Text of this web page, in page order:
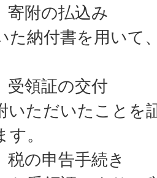
寄附の払込み
た納付書を用いて
受領証の交付
いただいたことを
。
税の申告手続き